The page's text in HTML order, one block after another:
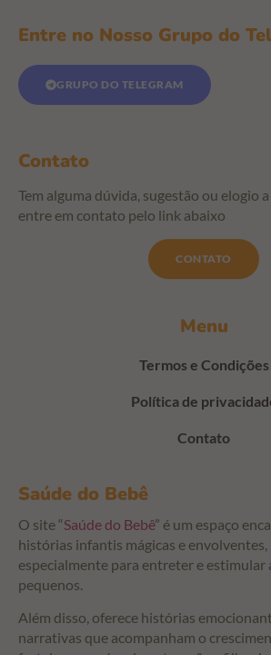
Saúde do Bebê
O site “Saúde do Bebê” é um espaço
histórias infantis mágicas e envolventes,
especialmente para entreter e estimular
pequenos.
Além disso, oferece histórias
narrativas que acompanham o
Menu
Termos e Condições
Política de
Contato
Entre no Nosso Grupo do
GRUPO DO TELEGRAM
Contato
Tem alguma dúvida, sugestão ou elogio
entre em contato pelo link abaixo
CONTATO